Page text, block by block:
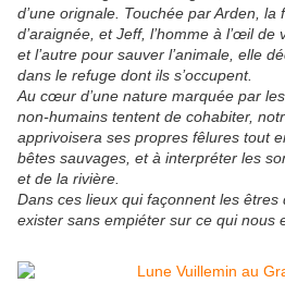
d’une orignale. Touchée par Arden, la
d’araignée, et Jeff, l’homme à l’œil de
et l’autre pour sauver l’animale, elle
dans le refuge dont ils s’occupent.
Au cœur d’une nature marquée par
non-humains tentent de cohabiter,
apprivoisera ses propres fêlures tout
bêtes sauvages, et à interpréter les
et de la rivière.
Dans ces lieux qui façonnent les
exister sans empiéter sur ce qui nous